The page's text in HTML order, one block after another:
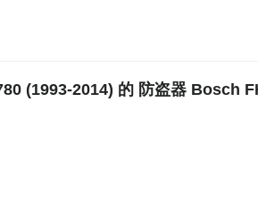
(1993-2014) 的 防盗器 Bosch